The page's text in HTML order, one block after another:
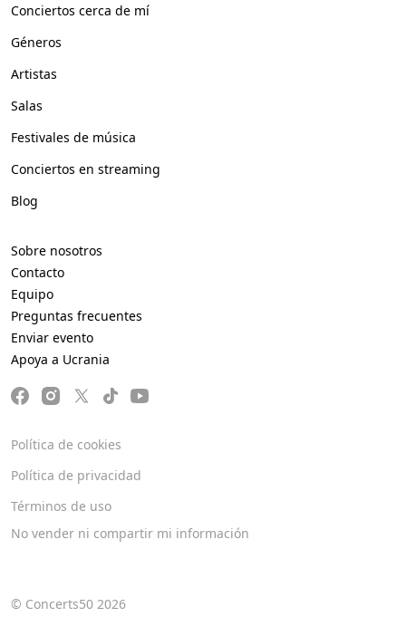
© Concerts50 2026
Conciertos cerca de mí
Géneros
Artistas
Salas
Festivales de música
Conciertos en streaming
Blog
Sobre nosotros
Contacto
Equipo
Preguntas frecuentes
Enviar evento
Apoya a Ucrania
Política de cookies
Política de privacidad
Términos de uso
No vender ni compartir mi información